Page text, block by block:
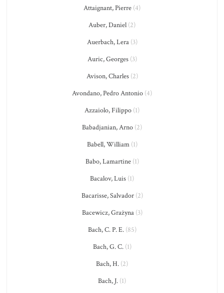
Attaignant, Pierre (4)
Auber, Daniel (2)
Auerbach, Lera(3)
Auric, Georges(3)
Avison, Charles(2)
Avondano, Pedro Antonio (4)
Azzaiolo, Filippo (1)
Babadjanian, Arno (2)
Babell, William(1)
Babo, Lamartine(1)
Bacalov, Luis (1)
Bacarisse, Salvador(2)
Bacewicz, Grażyna(3)
Bach, C. P. E.(85)
Bach, G. C.(1)
Bach, H. (2)
Bach, J. (1)